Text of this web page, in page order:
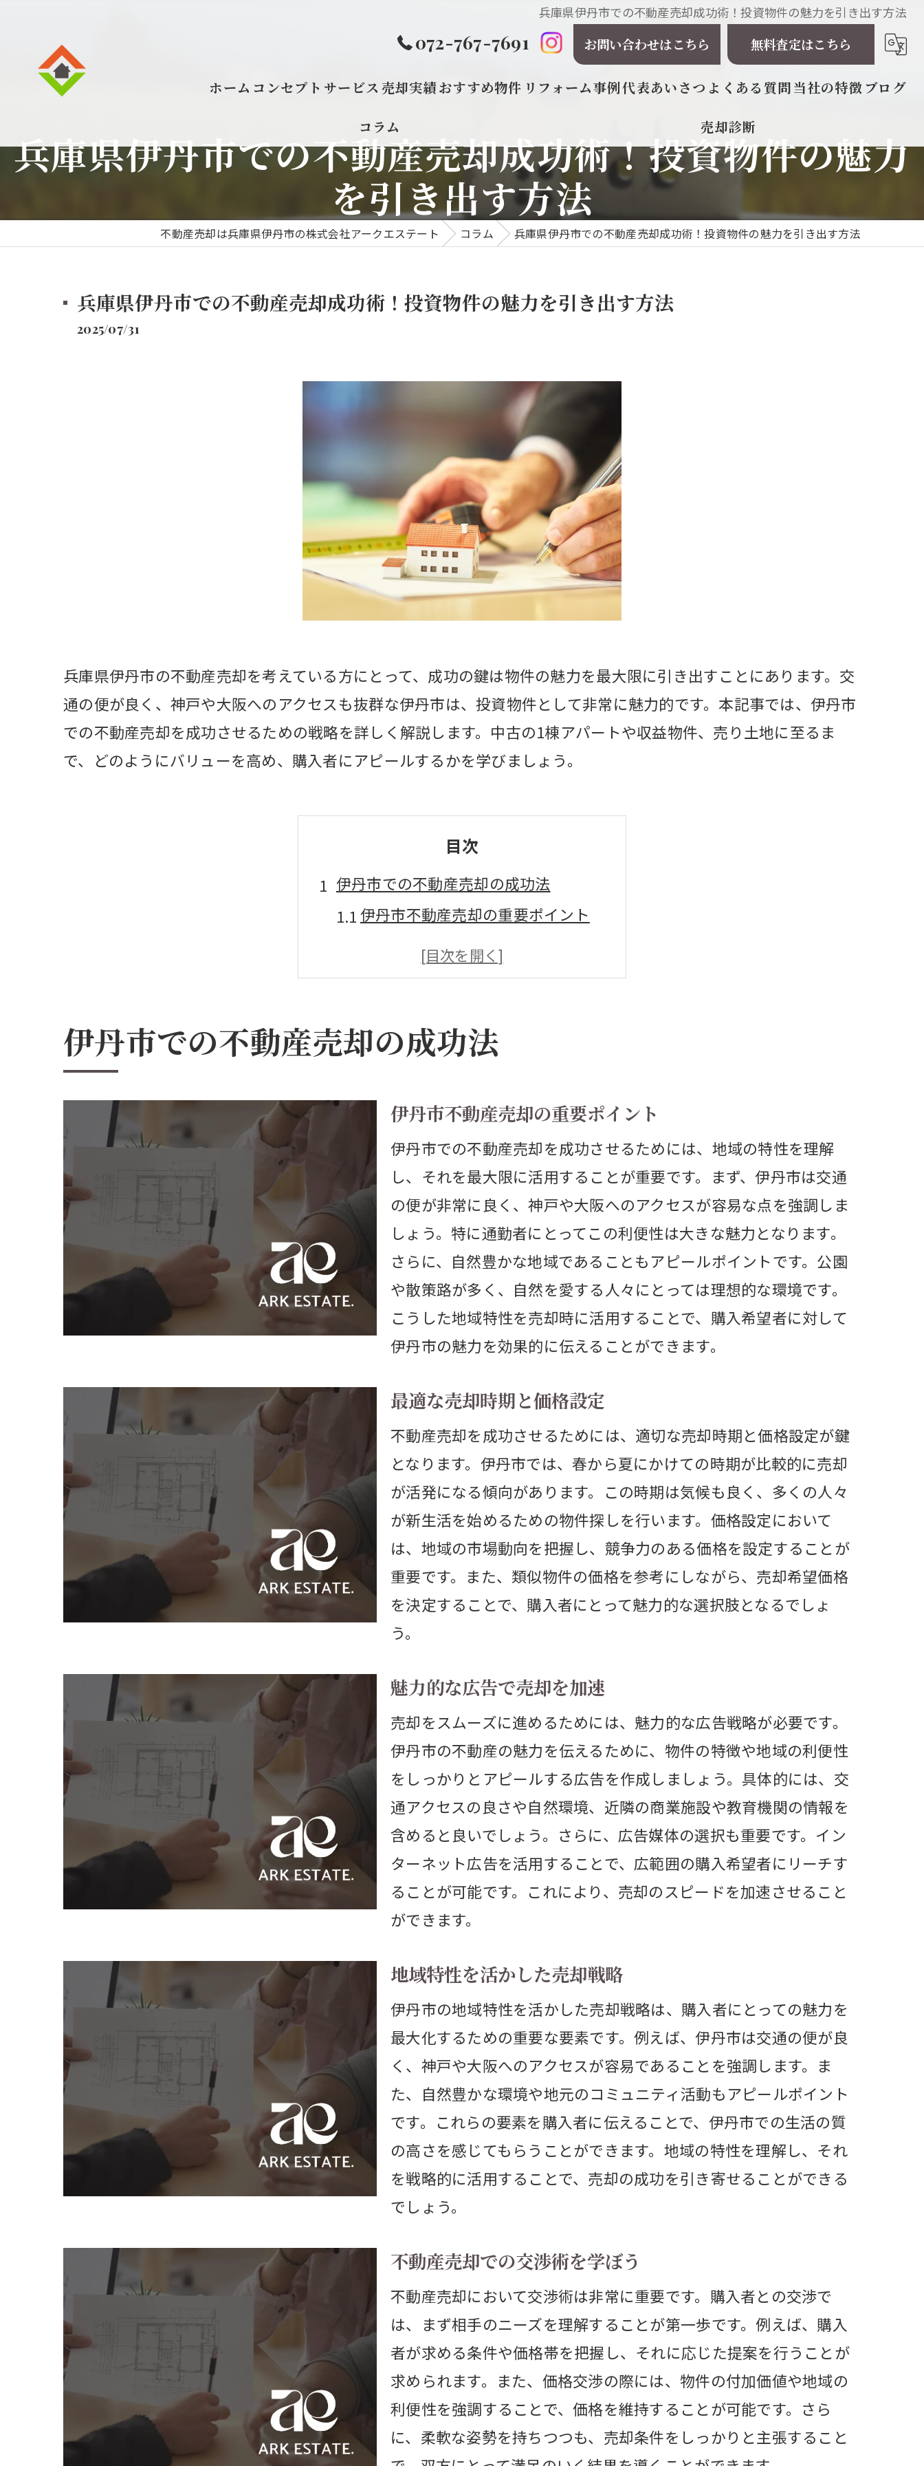
兵庫県伊丹市での不動産売却成功術！投資物件の魅力を引き出す方法
072-767-7691 お問い合わせはこちら 無料査定はこちら
ホーム コンセプト サービス 売却実績おすすめ物件 リフォーム事例代表あいさつ よくある質問当社の特徴
戸建て
マンション
ブログ
コラム 売却診断
兵庫県伊丹市での不動産売却成功術！投資物件の魅力
を引き出す方法
不動産売却は兵庫県伊丹市の株式会社アークエステート コラム 兵庫県伊丹市での不動産売却成功術！投資物件の魅力を引き出す方法
兵庫県伊丹市での不動産売却成功術！投資物件の魅力を引き出す方法
2025/07/31
兵庫県伊丹市の不動産売却を考えている方にとって、成功の鍵は物件の魅力を最大限に引き出すことにあります。交
通の便が良く、神戸や大阪へのアクセスも抜群な伊丹市は、投資物件として非常に魅力的です。本記事では、伊丹市
での不動産売却を成功させるための戦略を詳しく解説します。中古の1棟アパートや収益物件、売り土地に至るま
で、どのようにバリューを高め、購入者にアピールするかを学びましょう。
目次
伊丹市での不動産売却の成功法
伊丹市不動産売却の重要ポイント
最適な売却時期と価格設定
魅力的な広告で売却を加速
不動産売却での交渉術を学ぼう
伊丹市の投資物件で利益を最大化
伊丹市での最適な投資戦略
収益を上げる物件管理方法
投資物件の選び方と注意点
リスクを抑える賢い投資術
成功事例から学ぶ利益最大化法
伊丹市中古物件売却の秘訣
中古物件の魅力を引き出すコツ
購入者に響くプレゼンテーション
中古物件の市場動向を把握しよう
効率的な販売プロセスの構築
売却成功につながる実践テクニック
伊丹市で魅力的な売り土地を探す
売り土地の価値を高める方法
購入者が求める土地の条件とは
マーケット分析で最適な土地を発見
成功する売却に向けた土地整備
売り土地の価格設定と交渉術
伊丹市収益物件の価値を高める方法
収益物件の管理で利益を最大化
リフォームで物件価値を向上
収益性を上げる契約のポイント
購入者の視点を考慮した魅力提案
収益物件の適正価格を見極める
伊丹市で店舗付き住宅を効果的に売る
店舗付き住宅の利点を強調する
購入者に響くプレゼンポイント
地域特性を活かした集客戦略
住宅と店舗の両立をアピール
販売成功に導く価格設定法
実際の売却事例を活用しよう
伊丹市居抜き店舗の売却戦略
居抜き店舗の売却で注意すべき点
物件の魅力を最大化する工夫
費用対効果の高い改装の提案
居抜き物件の購入者目線を知る
市場動向に基づく売却戦略
成功事例から学ぶ効果的な手法
伊丹市で売り倉庫を有効活用する方法
売り倉庫の価値を引き出す方法
伊丹市での不動産売却の成功法
伊丹市不動産売却の重要ポイント
伊丹市での不動産売却を成功させるためには、地域の特性を理解
し、それを最大限に活用することが重要です。まず、伊丹市は交通
の便が非常に良く、神戸や大阪へのアクセスが容易な点を強調しま
しょう。特に通勤者にとってこの利便性は大きな魅力となります。
さらに、自然豊かな地域であることもアピールポイントです。公園
や散策路が多く、自然を愛する人々にとっては理想的な環境です。
こうした地域特性を売却時に活用することで、購入希望者に対して
伊丹市の魅力を効果的に伝えることができます。
最適な売却時期と価格設定
不動産売却を成功させるためには、適切な売却時期と価格設定が鍵
となります。伊丹市では、春から夏にかけての時期が比較的に売却
が活発になる傾向があります。この時期は気候も良く、多くの人々
が新生活を始めるための物件探しを行います。価格設定において
は、地域の市場動向を把握し、競争力のある価格を設定することが
重要です。また、類似物件の価格を参考にしながら、売却希望価格
を決定することで、購入者にとって魅力的な選択肢となるでしょ
う。
魅力的な広告で売却を加速
売却をスムーズに進めるためには、魅力的な広告戦略が必要です。
伊丹市の不動産の魅力を伝えるために、物件の特徴や地域の利便性
をしっかりとアピールする広告を作成しましょう。具体的には、交
通アクセスの良さや自然環境、近隣の商業施設や教育機関の情報を
含めると良いでしょう。さらに、広告媒体の選択も重要です。イン
ターネット広告を活用することで、広範囲の購入希望者にリーチす
ることが可能です。これにより、売却のスピードを加速させること
ができます。
地域特性を活かした売却戦略
伊丹市の地域特性を活かした売却戦略は、購入者にとっての魅力を
最大化するための重要な要素です。例えば、伊丹市は交通の便が良
く、神戸や大阪へのアクセスが容易であることを強調します。ま
た、自然豊かな環境や地元のコミュニティ活動もアピールポイント
です。これらの要素を購入者に伝えることで、伊丹市での生活の質
の高さを感じてもらうことができます。地域の特性を理解し、それ
を戦略的に活用することで、売却の成功を引き寄せることができる
でしょう。
不動産売却での交渉術を学ぼう
不動産売却において交渉術は非常に重要です。購入者との交渉で
は、まず相手のニーズを理解することが第一歩です。例えば、購入
者が求める条件や価格帯を把握し、それに応じた提案を行うことが
求められます。また、価格交渉の際には、物件の付加価値や地域の
利便性を強調することで、価格を維持することが可能です。さら
に、柔軟な姿勢を持ちつつも、売却条件をしっかりと主張すること